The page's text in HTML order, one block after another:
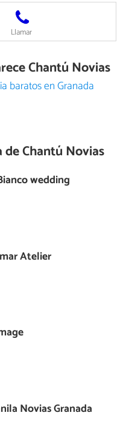
Llamar
Chantú Novias
baratos en Granada
deChantú Novias
wedding
Atelier
Novias Granada